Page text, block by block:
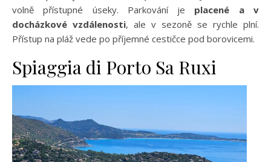
volně přístupné úseky. Parkování je placené a v
docházkové vzdálenosti, ale v sezoně se rychle plní.
Přístup na pláž vede po příjemné cestičce pod borovicemi.
Spiaggia di Porto Sa Ruxi